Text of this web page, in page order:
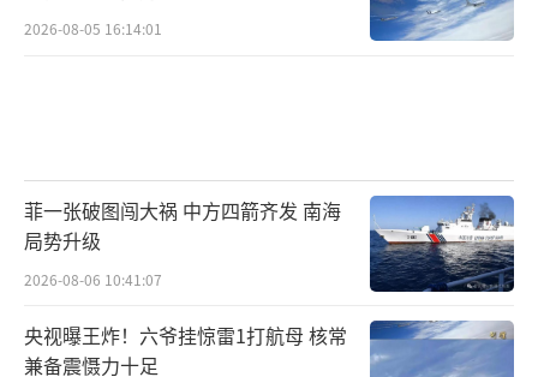
同比增长1.95%，是1958年以来最高水平。中
达569.25斤。重庆交通大学科研团队在内蒙古
乌兰布和沙漠取得重大突破，试验田大豆亩产
达280公斤。
对外，中国着力匹配更多大豆卖家，尤其
2026-08-05 16:14:01
菲一张破图闯大祸 中方四箭齐发 南海
局势升级
2026-08-06 10:41:07
央视曝王炸！六爷挂惊雷1打航母 核常
兼备震慑力十足